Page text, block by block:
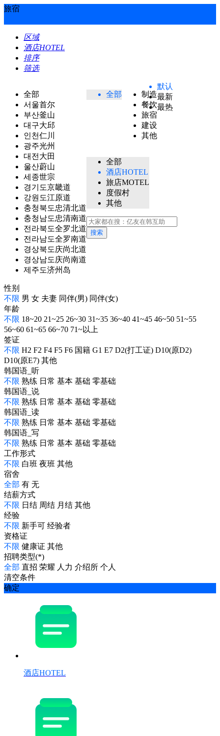
旅宿
区域
酒店HOTEL
排序
筛选
全部
서울首尔
부산釜山
대구大邱
인천仁川
광주光州
대전大田
울산蔚山
세종世宗
경기도京畿道
강원도江原道
충청북도忠清北道
충청남도忠清南道
전라북도全罗北道
전라남도全罗南道
경상북도庆尚北道
경상남도庆尚南道
제주도济州岛
全部
制造
餐饮
旅宿
建设
其他
全部
酒店HOTEL
旅店MOTEL
度假村
其他
默认
最新
最热
性别
不限 男 女 夫妻 同伴(男) 同伴(女)
年龄
不限 18~20 21~25 26~30 31~35 36~40 41~45 46~50 51~55
56~60 61~65 66~70 71~以上
签证
不限 H2 F2 F4 F5 F6 国籍 G1 E7 D2(打工证) D10(原D2)
D10(原E7) 其他
韩国语_听
不限 熟练 日常 基本 基础 零基础
韩国语_说
不限 熟练 日常 基本 基础 零基础
韩国语_读
不限 熟练 日常 基本 基础 零基础
韩国语_写
不限 熟练 日常 基本 基础 零基础
工作形式
不限 白班 夜班 其他
宿舍
全部 有 无
结薪方式
不限 日结 周结 月结 其他
经验
不限 新手可 经验者
资格证
不限 健康证 其他
招聘类型(*)
全部 直招 荣耀 人力 介绍所 个人
清空条件
确定
搜索
酒店HOTEL